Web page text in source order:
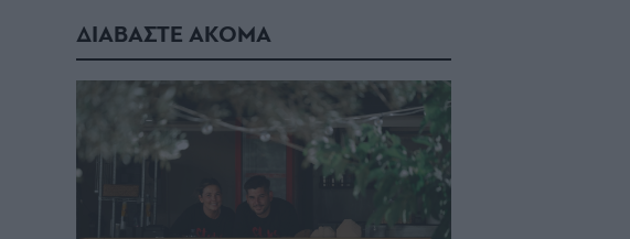
ΔΙΑΒΑΣΤΕ ΑΚΟΜΑ